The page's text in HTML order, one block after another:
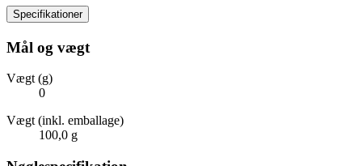
Specifikationer
Mål og vægt
Vægt (g)
0
Vægt (inkl. emballage)
100,0 g